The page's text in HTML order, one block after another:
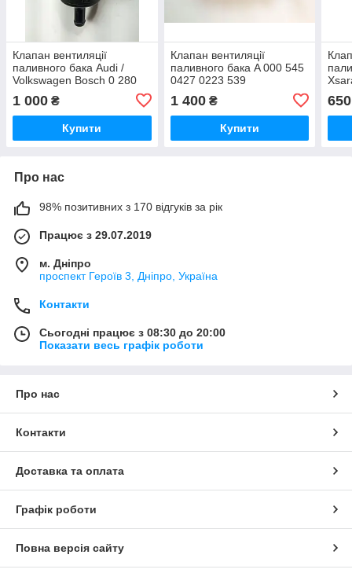
Клапан вентиляції
паливного бака Audi /
Volkswagen Bosch 0 280
600 906 517 / 600906517
1 000 ₴
Купити
Клапан вентиляції
паливного бака A 000 545
0427 0223 539
1 400₴
Купити
650
Про нас
98% позитивних з 170 відгуків за рік
Працює з 29.07.2019
м. Дніпро
проспект Героїв 3, Дніпро, Україна
Контакти
Сьогодні працює з 08:30 до 20:00
Показати весь графік роботи
Про нас
Контакти
Доставка та оплата
Графік роботи
Повна версія сайту